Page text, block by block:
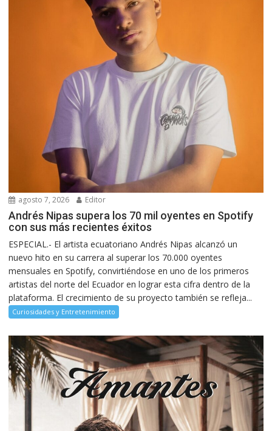
agosto 7, 2026 Editor
Andrés Nipas supera los 70 mil oyentes en Spotify
con sus más recientes éxitos
ESPECIAL.- El artista ecuatoriano Andrés Nipas alcanzó un
nuevo hito en su carrera al superar los 70.000 oyentes
mensuales en Spotify, convirtiéndose en uno de los primeros
artistas del norte del Ecuador en lograr esta cifra dentro de la
plataforma. El crecimiento de su proyecto también se refleja...
Curiosidades y Entretenimiento